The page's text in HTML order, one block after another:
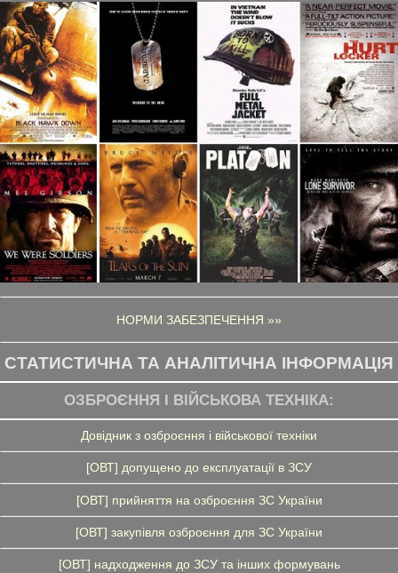
НОРМИ ЗАБЕЗПЕЧЕННЯ »»
СТАТИСТИЧНА ТА АНАЛІТИЧНА ІНФОРМАЦІЯ
ОЗБРОЄННЯ І ВІЙСЬКОВА ТЕХНІКА:
Довідник з озброєння і військової техніки
[ОВТ] допущено до експлуатації в ЗСУ
[ОВТ] прийняття на озброєння ЗС України
[ОВТ] закупівля озброєння для ЗС України
[ОВТ] надходження до ЗСУ та інших формувань